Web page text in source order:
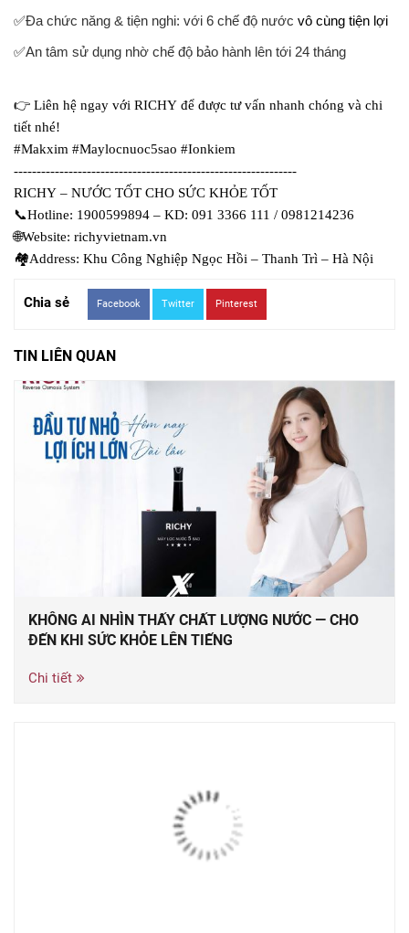
✅Đa chức năng & tiện nghi: với 6 chế độ nước vô cùng tiện lợi
✅An tâm sử dụng nhờ chế độ bảo hành lên tới 24 tháng
👉 Liên hệ ngay với RICHY để được tư vấn nhanh chóng và chi
tiết nhé!
#Makxim #Maylocnuoc5sao #Ionkiem
--------------------------------------------------------------
RICHY – NƯỚC TỐT CHO SỨC KHỎE TỐT
📞Hotline: 1900599894 – KD: 091 3366 111 / 0981214236
🌐Website: richyvietnam.vn
🏘Address: Khu Công Nghiệp Ngọc Hồi – Thanh Trì – Hà Nội
Chia sẻ Facebook Twitter Pinterest
TIN LIÊN QUAN
KHÔNG AI NHÌN THẤY CHẤT LƯỢNG NƯỚC — CHO
ĐẾN KHI SỨC KHỎE LÊN TIẾNG
Chi tiết